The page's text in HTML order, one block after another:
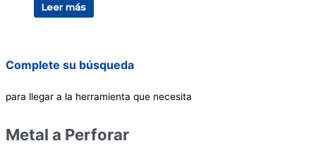
Leer más
Complete su búsqueda
para llegar a la herramienta que necesita
Metal a Perforar